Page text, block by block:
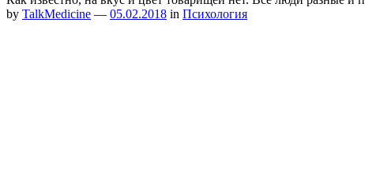
by TalkMedicine — 05.02.2018 in Психология